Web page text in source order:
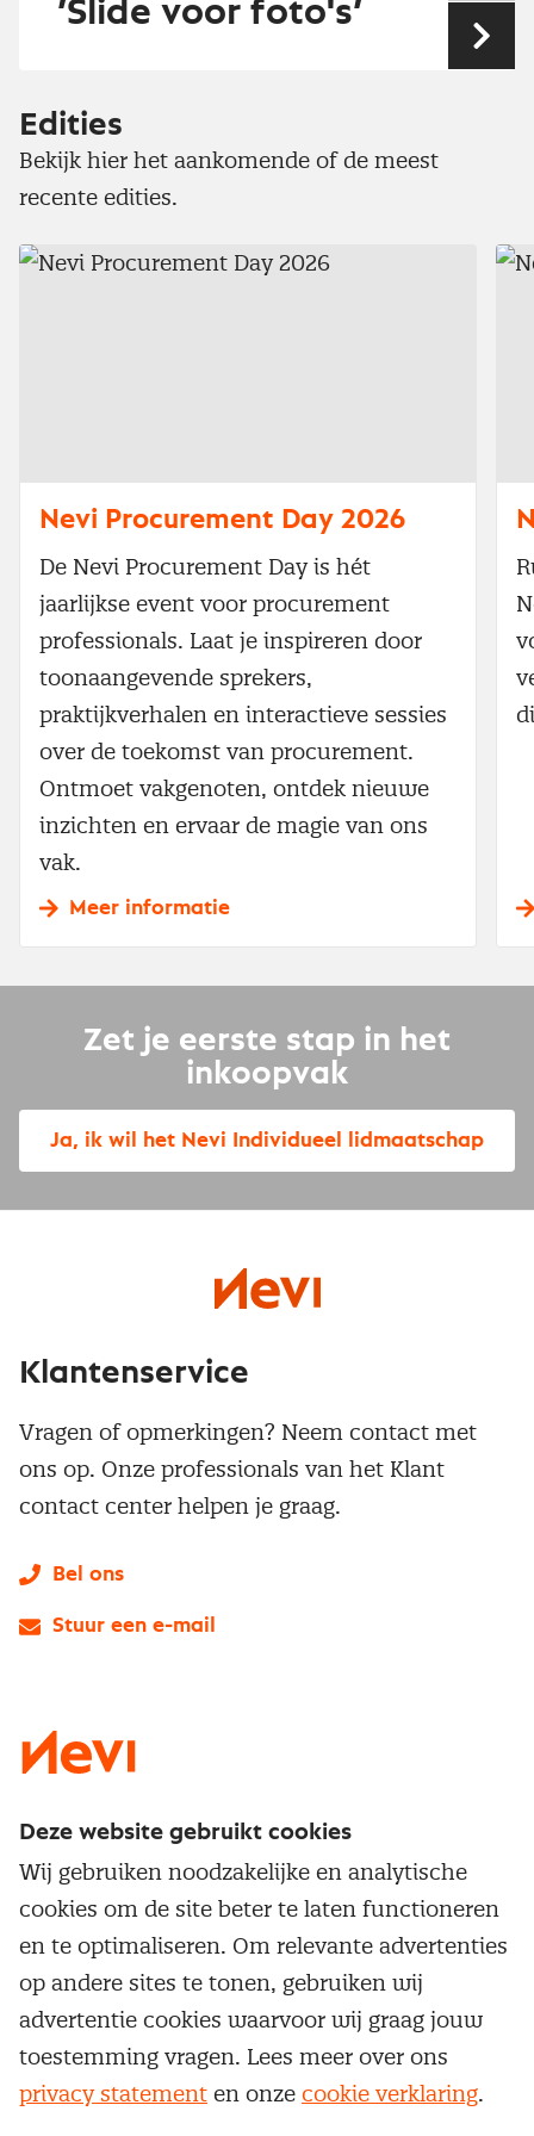
’Slide voor foto's’
Edities
Bekijk hier het aankomende of de meest
recente edities.
Nevi Procurement Day 2026
De Nevi Procurement Day is hét
jaarlijkse event voor procurement
professionals. Laat je inspireren door
toonaangevende sprekers,
praktijkverhalen en interactieve sessies
over de toekomst van procurement.
Ontmoet vakgenoten, ontdek nieuwe
inzichten en ervaar de magie van ons
vak.
Meer informatie
Zet je eerste stap in het
inkoopvak
Ja, ik wil het Nevi Individueel lidmaatschap
Service & contact
Over inkoop
Netwerk en communities
Aanmelden nieuwsbrief
Word lid van Nevi
Populaire thema's
Aanbesteden
Contractmanagement
Kostenmanagement
Onderhandelen
Opleidingen en trainingen
Trainingen
Opleidingen
Maatwerk
Klantenservice
Vragen of opmerkingen? Neem contact met
ons op. Onze professionals van het Klant
contact center helpen je graag.
Bel ons
Stuur een e-mail
Cookievoorkeuren beherenOnzealgemene
Deze website gebruikt cookies
Wij gebruiken noodzakelijke en analytische
cookies om de site beter te laten functioneren
en te optimaliseren. Om relevante advertenties
op andere sites te tonen, gebruiken wij
advertentie cookies waarvoor wij graag jouw
toestemming vragen. Lees meer over ons
privacy statement en onze cookie verklaring.